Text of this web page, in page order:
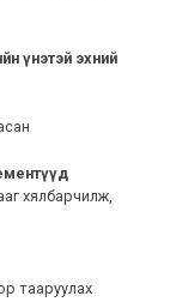
үнэтэй эхний
хялбарчилж,
тааруулах